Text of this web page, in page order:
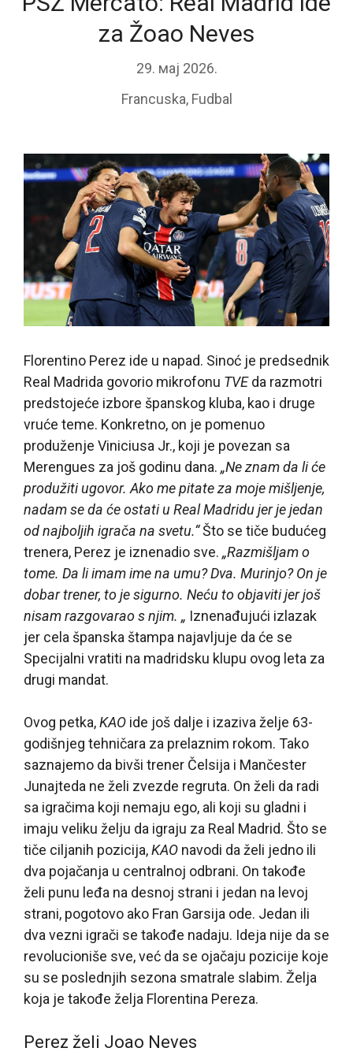
za Žoao Neves
29. мај 2026.
Francuska, Fudbal
Florentino Perez ide u napad. Sinoć je predsednik
Real Madrida govorio mikrofonu TVEda razmotri
predstojeće izbore španskog kluba, kao i druge
vruće teme. Konkretno, on je pomenuo
produženje Viniciusa Jr., koji je povezan sa
Merengues za još godinu dana. „Ne znam da li će
produžiti ugovor. Ako me pitate za moje mišljenje,
nadam se da će ostati u Real Madridu jer je jedan
od najboljih igrača na svetu.“Što se tiče budućeg
trenera, Perez je iznenadio sve. „Razmišljam o
tome. Da li imam ime na umu? Dva. Murinjo? On je
dobar trener, to je sigurno. Neću to objaviti jer još
nisam razgovarao s njim. „ Iznenađujući izlazak
jer cela španska štampa najavljuje da će se
Specijalni vratiti na madridsku klupu ovog leta za
drugi mandat.
Ovog petka,KAO ide još dalje i izaziva želje 63-
godišnjeg tehničara za prelaznim rokom. Tako
saznajemo da bivši trener Čelsija i Mančester
Junajteda ne želi zvezde regruta. On želi da radi
sa igračima koji nemaju ego, ali koji su gladni i
imaju veliku želju da igraju za Real Madrid. Što se
tiče ciljanih pozicija,KAO navodi da želi jedno ili
dva pojačanja u centralnoj odbrani. On takođe
želi punu leđa na desnoj strani i jedan na levoj
strani, pogotovo ako Fran Garsija ode. Jedan ili
dva vezni igrači se takođe nadaju. Ideja nije da se
revolucioniše sve, već da se ojačaju pozicije koje
su se poslednjih sezona smatrale slabim. Želja
koja je takođe želja Florentina Pereza.
Perez želi Joao Neves